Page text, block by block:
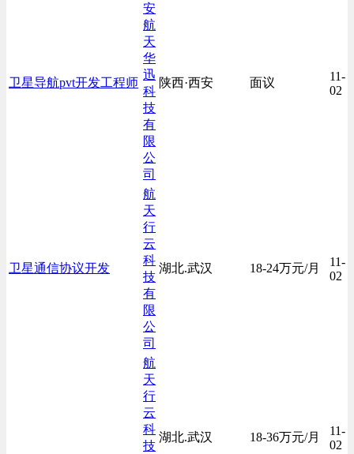
卫星导航pvt开发工程师
安
航
天
华
迅
科
技
有
限
公
司
陕西·西安 面议
11-
02
卫星通信协议开发
航
天
行
云
科
技
有
限
公
司
湖北.武汉 18-24万元/月
11-
02
航
天
行
云
科
技
湖北.武汉 18-36万元/月
11-
02